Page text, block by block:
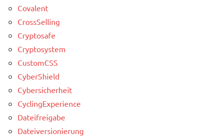
Covalent
CrossSelling
Cryptosafe
Cryptosystem
CustomCSS
CyberShield
Cybersicherheit
CyclingExperience
Dateifreigabe
Dateiversionierung